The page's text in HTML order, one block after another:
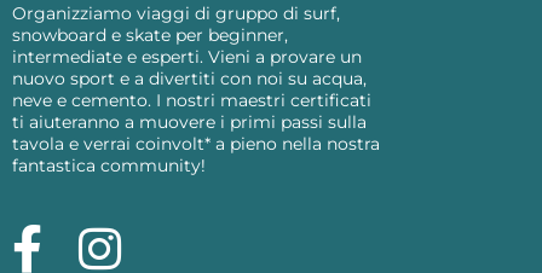
Organizziamo viaggi di gruppo di surf,
snowboard e skate per beginner,
intermediate e esperti. Vieni a provare un
nuovo sport e a divertiti con noi su acqua,
neve e cemento. I nostri maestri certificati
ti aiuteranno a muovere i primi passi sulla
tavola e verrai coinvolt* a pieno nella nostra
fantastica community!